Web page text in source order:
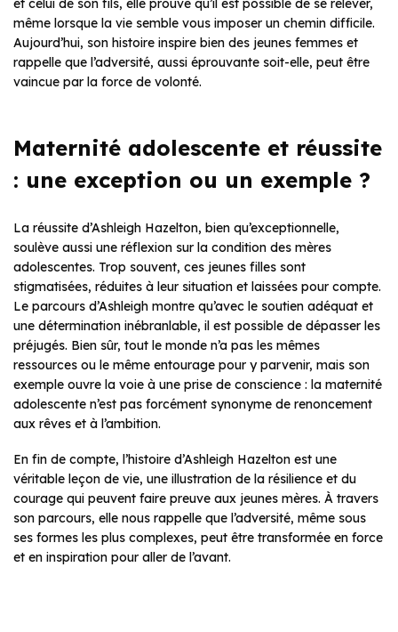
et celui de son fils, elle prouve qu’il est possible de se relever,
même lorsque la vie semble vous imposer un chemin difficile.
Aujourd’hui, son histoire inspire bien des jeunes femmes et
rappelle que l’adversité, aussi éprouvante soit-elle, peut être
vaincue par la force de volonté.
Maternité adolescente et réussite
: une exception ou un exemple ?
La réussite d’Ashleigh Hazelton, bien qu’exceptionnelle,
soulève aussi une réflexion sur la condition des mères
adolescentes. Trop souvent, ces jeunes filles sont
stigmatisées, réduites à leur situation et laissées pour compte.
Le parcours d’Ashleigh montre qu’avec le soutien adéquat et
une détermination inébranlable, il est possible de dépasser les
préjugés. Bien sûr, tout le monde n’a pas les mêmes
ressources ou le même entourage pour y parvenir, mais son
exemple ouvre la voie à une prise de conscience : la maternité
adolescente n’est pas forcément synonyme de renoncement
aux rêves et à l’ambition.
En fin de compte, l’histoire d’Ashleigh Hazelton est une
véritable leçon de vie, une illustration de la résilience et du
courage qui peuvent faire preuve aux jeunes mères. À travers
son parcours, elle nous rappelle que l’adversité, même sous
ses formes les plus complexes, peut être transformée en force
et en inspiration pour aller de l’avant.